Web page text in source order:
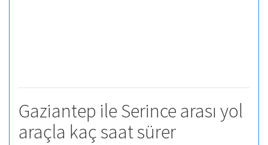
Gaziantep ile Serince arası yol
araçla kaç saat sürer